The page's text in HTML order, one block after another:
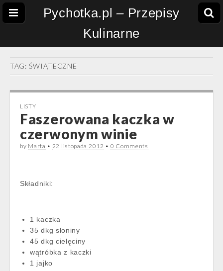
Pychotka.pl – Przepisy
Kulinarne
TAG: ŚWIĄTECZNE
LISTY
Faszerowana kaczka w
czerwonym winie
by Marta • 22 listopada 2012 • 0 Comments
Składniki:
1 kaczka
35 dkg słoniny
45 dkg cielęciny
wątróbka z kaczki
1 jajko